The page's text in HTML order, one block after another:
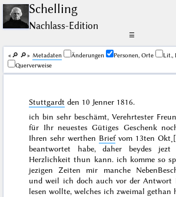
Schelling
Nachlass-Edition
☰
🔎︎ 🔎︎ Me­ta­da­ten Änderungen Personen, Orte Lit.,
Querverweise
Stuttgardt den 10 Jenner 1816.
ich bin sehr beschämt, Verehrtester
für Ihr neuestes Gütiges Geschenk
Ihren sehr werthen Briefvom 13ten
beantwortet habe, daher beydes
Herzlichkeit thun kann. ich komme so
jezigen Zeiten mir manche
und weil ich doch auch vor der Antwort
lesen wollte, welches ich zweimal gethan